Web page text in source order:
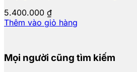
5.400.000 ₫
Thêm vào giỏ hàng
Mọi người cũng tìm kiếm